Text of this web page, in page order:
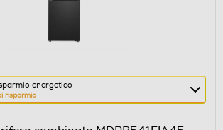
energetico
risparmio